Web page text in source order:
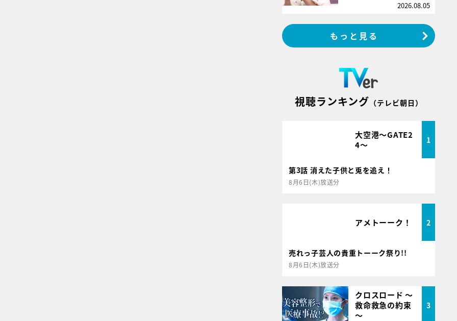
2026.08.05
もっと見る
視聴ランキング （テレビ朝日）
大空港～GATE2
4～
1
第3話 消えた子供と兎を追え！
8月6日(木)放送分
アメトーーク！ 2
売れっ子芸人の貴重トーーク祭り!!
8月6日(木)放送分
クロスロード ～
救命救急の約束
～
3